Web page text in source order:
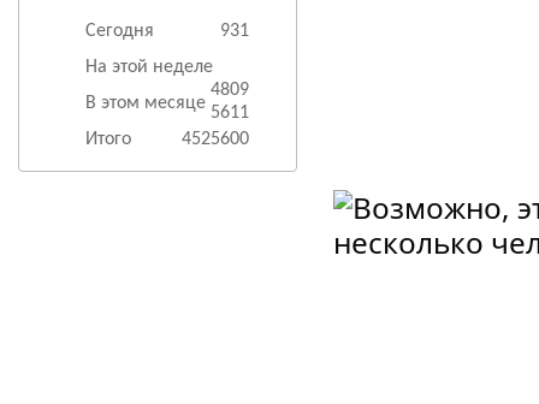
Сегодня
931
На этой неделе
4809
В этом месяце 5611
Итого
4525600